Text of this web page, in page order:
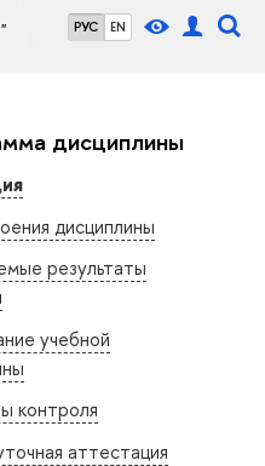
РУС EN
дисциплины
дисциплины
результаты
учебной
контроля
аттестация